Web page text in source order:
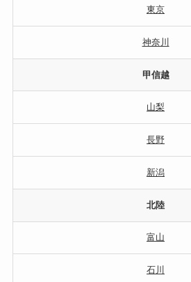
東京
神奈川
甲信越
山梨
長野
新潟
北陸
富山
石川